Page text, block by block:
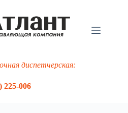
диспетчерская:
225-006